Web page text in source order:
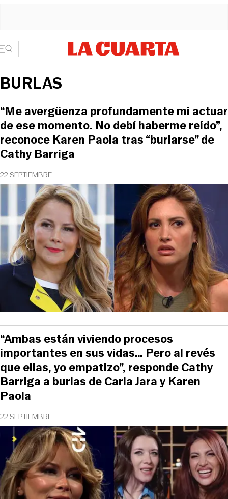
BURLAS
22 SEPTIEMBRE
“Me avergüenza profundamente mi actuar
de ese momento. No debí haberme reído”,
reconoce Karen Paola tras “burlarse” de
Cathy Barriga
22 SEPTIEMBRE
“Ambas están viviendo procesos
importantes en sus vidas… Pero al revés
que ellas, yo empatizo”, responde Cathy
Barriga a burlas de Carla Jara y Karen
Paola